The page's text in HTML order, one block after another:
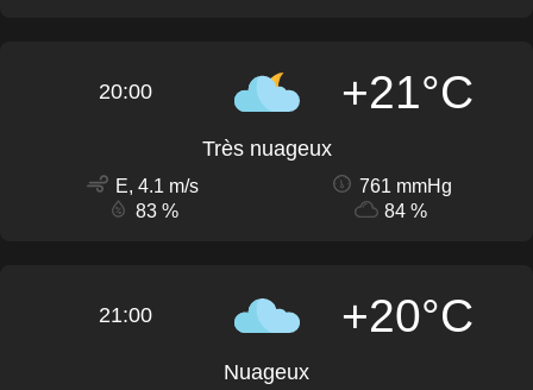
20:00 +21°C
Très nuageux
E, 4.1 m/s
761 mmHg
83 %
84 %
21:00 +20°C
Nuageux